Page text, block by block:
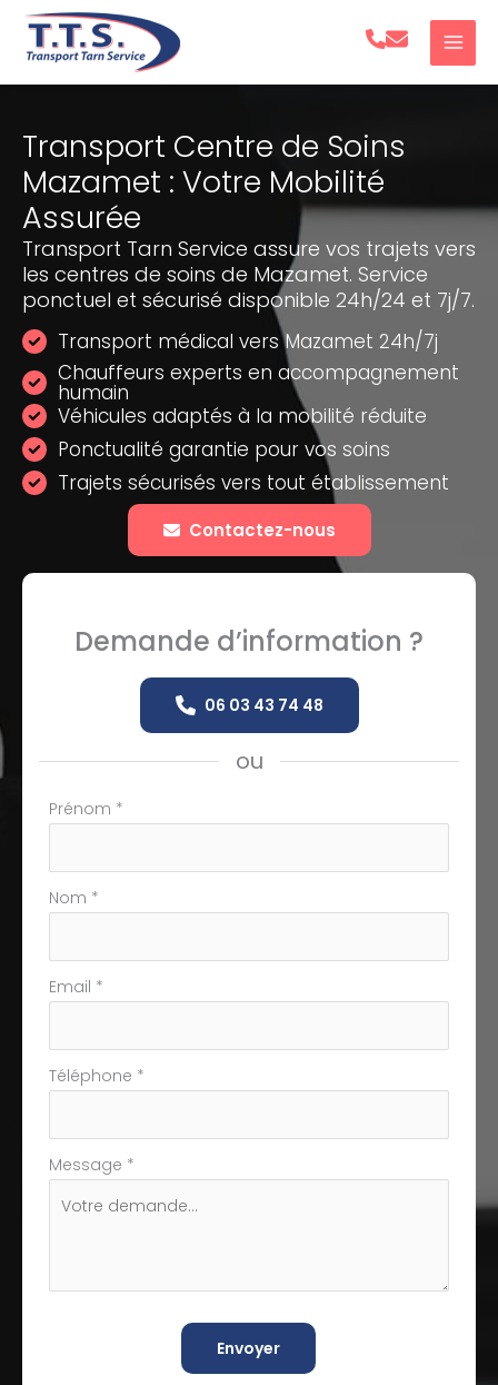
Aller
Transport Centre de Soins
Mazamet : Votre Mobilité
Assurée
Transport Tarn Service assure vos trajets vers
les centres de soins de Mazamet. Service
ponctuel et sécurisé disponible 24h/24 et 7j/7.
Transport médical vers Mazamet 24h/7j
Chauffeurs experts en accompagnement
humain
Véhicules adaptés à la mobilité réduite
Ponctualité garantie pour vos soins
Trajets sécurisés vers tout établissement
Contactez-nous
Demande d’information ?
06 03 43 74 48
ou
Formulaire
téléphone
Prénom *
Nom *
Email *
Téléphone *
Message *
Envoyer